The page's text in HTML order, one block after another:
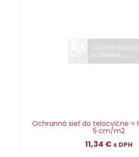
Ochranná sieť do telocvične =
5 cm/m2
11,34 € s DPH